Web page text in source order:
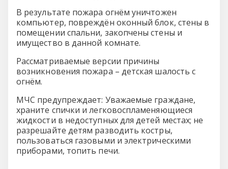
В результате пожара огнём уничтожен
компьютер, повреждён оконный блок, стены в
помещении спальни, закопчены стены и
имущество в данной комнате.
Рассматриваемые версии причины
возникновения пожара – детская шалость с
огнём.
МЧС предупреждает: Уважаемые граждане,
храните спички и легковоспламеняющиеся
жидкости в недоступных для детей местах; не
разрешайте детям разводить костры,
пользоваться газовыми и электрическими
приборами, топить печи.